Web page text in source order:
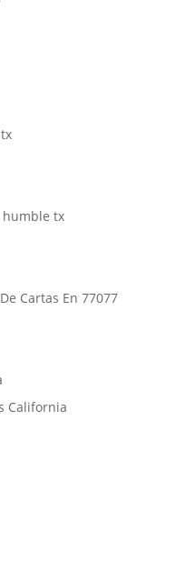
tx
Cartas En 77077
California